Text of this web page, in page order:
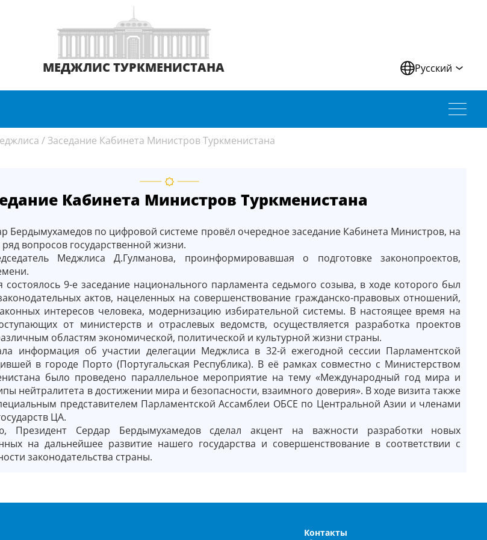
МЕДЖЛИС ТУРКМЕНИСТАНА Русский
/ Заседание Кабинета Министров Туркменистана
Кабинета Министров Туркменистана
Бердымухамедов по цифровой системе провёл очередное заседание Кабинета Министров, на
воп­росов государственной жизни.
Меджлиса Д.Гулманова, проинформировавшая о подготовке законопроектов,
9-е заседание национального парламента седьмого созыва, в ходе которого был
актов, нацеленных на совершенствование гражданско-правовых отношений,
интересов человека, модернизацию избирательной системы. В настоящее время на
от министерств и отраслевых ведомств, осуществляется разработка проектов
областям экономической, политической и культурной жизни страны.
информация об участии делегации Меджлиса в 32-й ежегодной сессии Парламентской
в городе Порто (Португальская Республика). В её рамках совместно с Министерством
было проведено параллельное мероприятие на тему «Международный год мира и
нейтралитета в достижении мира и безопасности, взаимного доверия». В ходе визита также
представителем Парламентской Ассамблеи ОБСЕ по Центральной Азии и членами
ЦА.
Президент Сердар Бердымухамедов сделал акцент на важности разработки новых
на дальнейшее развитие нашего государства и совершенствование в соответствии с
законодательства страны.
Контакты